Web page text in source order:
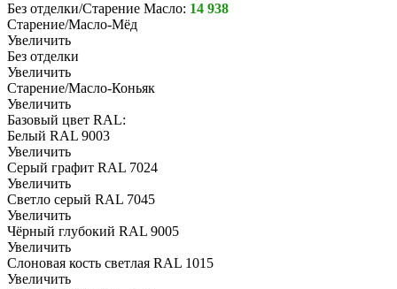
Без отделки/Старение Масло: 14 938
Старение/Масло-Мёд
Увеличить
Без отделки
Увеличить
Старение/Масло-Коньяк
Увеличить
Базовый цвет RAL:
Белый RAL 9003
Увеличить
Серый графит RAL 7024
Увеличить
Светло серый RAL 7045
Увеличить
Чёрный глубокий RAL 9005
Увеличить
Слоновая кость светлая RAL 1015
Увеличить